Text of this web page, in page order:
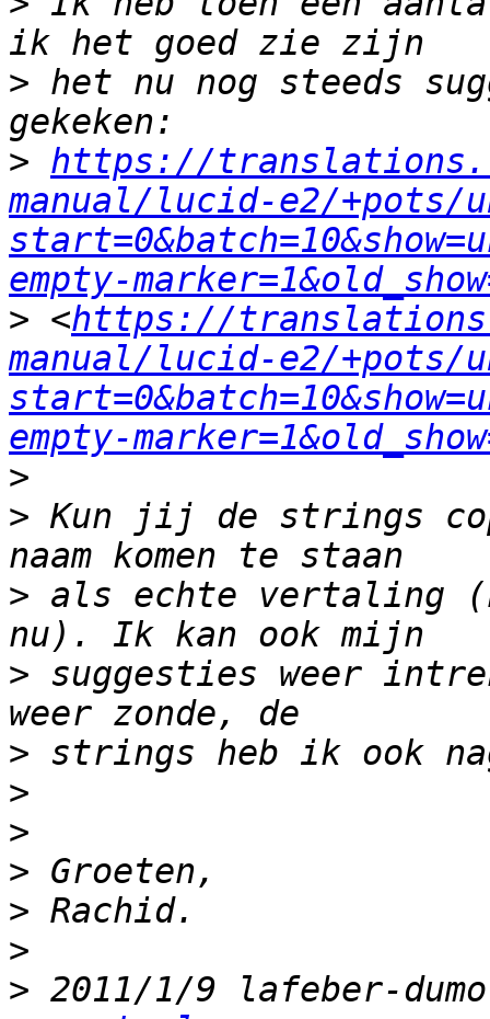
> het nu nog steeds
> https://
manual/lucid-e2/+pots/
empty-
> <https://
manual/lucid-e2/+pots/
empty-
>
> Kun jij de strings
> als echte vertaling
> suggesties weer
>
>
>
>
>
>
> 2011/1/9 lafeber-